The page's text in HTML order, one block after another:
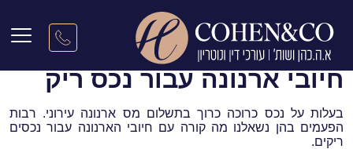
דף הבית |מאמרים|חיובי ארנונה עבור נכס ריק
חיובי ארנונה עבור נכס ריק
בעלות על נכס כרוכה כרוך בתשלום מס ארנונה עירוני. רבות
הפעמים בהן נשאלנו מה קורה עם חיובי הארנונה עבור נכסים
ריקים.